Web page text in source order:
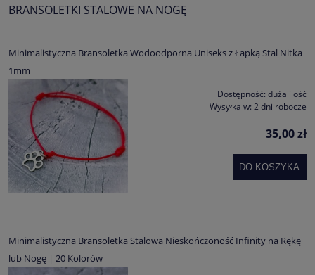
BRANSOLETKI STALOWE NA NOGĘ
Minimalistyczna Bransoletka Wodoodporna Uniseks z Łapką Stal Nitka
1mm
Dostępność: duża ilość
Wysyłka w: 2 dni robocze
35,00 zł
DO KOSZYKA
Minimalistyczna Bransoletka Stalowa Nieskończoność Infinity na Rękę
lub Nogę | 20 Kolorów